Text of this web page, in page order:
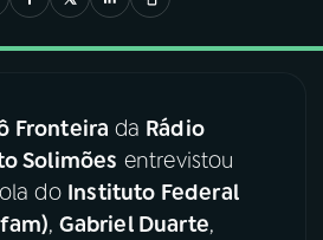
Fronteira da Rádio
Solimões entrevistou
do Instituto Federal
,Gabriel Duarte,